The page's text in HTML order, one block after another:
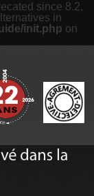
since 8.2,
in
init.php on